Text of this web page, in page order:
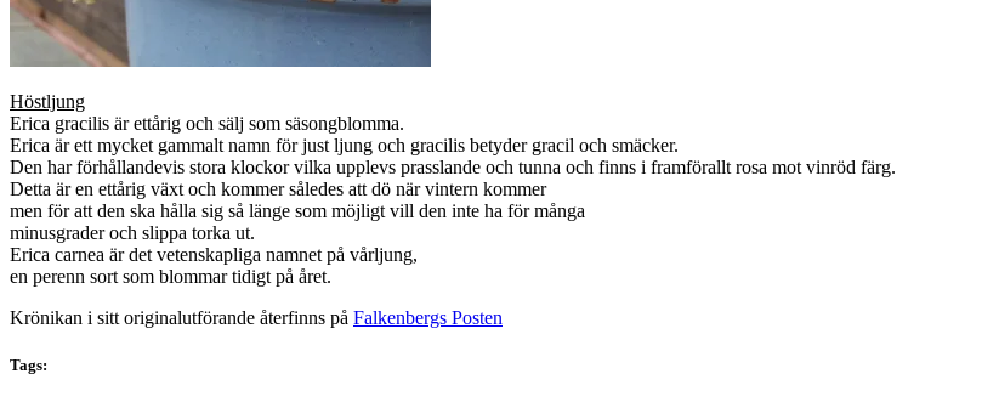
Höstljung
Erica gracilis är ettårig och sälj som säsongblomma.
Erica är ett mycket gammalt namn för just ljung och gracilis betyder gracil och smäcker.
Den har förhållandevis stora klockor vilka upplevs prasslande och tunna och finns i framförallt rosa mot vinröd färg.
Detta är en ettårig växt och kommer således att dö när vintern kommer
men för att den ska hålla sig så länge som möjligt vill den inte ha för många
minusgrader och slippa torka ut.
Erica carnea är det vetenskapliga namnet på vårljung,
en perenn sort som blommar tidigt på året.
Krönikan i sitt originalutförande återfinns på Falkenbergs Posten
Tags: